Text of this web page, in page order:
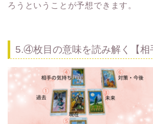
ろうということが予想できます。
5.④枚目の意味を読み解く【相